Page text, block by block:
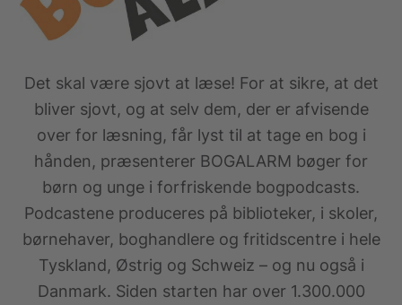
Det skal være sjovt at læse! For at sikre, at det
bliver sjovt, og at selv dem, der er afvisende
over for læsning, får lyst til at tage en bog i
hånden, præsenterer BOGALARM bøger for
børn og unge i forfriskende bogpodcasts.
Podcastene produceres på biblioteker, i skoler,
børnehaver, boghandlere og fritidscentre i hele
Tyskland, Østrig og Schweiz – og nu også i
Danmark. Siden starten har over 1.300.000